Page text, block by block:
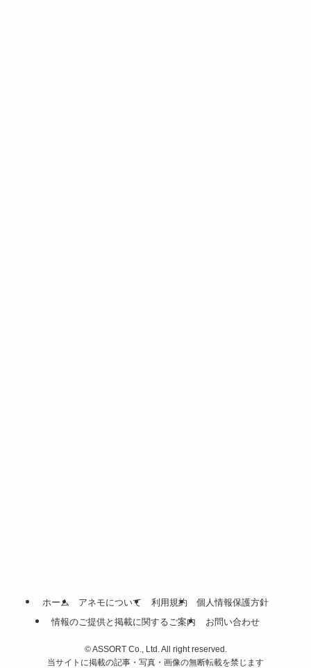
ホーム アネモについて 利用規約
個人情報保護方針
情報のご提供と掲載に関するご案内
お問い合わせ
©ASSORT Co., Ltd. All right reserved.
当サイトに掲載の記事・写真・画像の無断転載を禁じます